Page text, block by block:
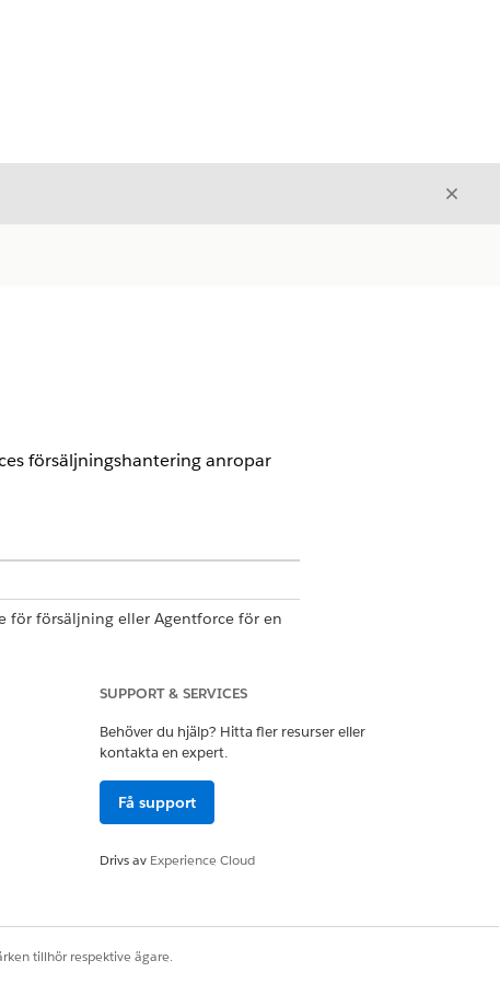
Stäng
försäljningshantering anropar
försäljning eller Agentforce för en
Agentforce Sales Management
Agentforce Kontohantering
SUPPORT & SERVICES
Behöver du hjälp? Hitta fler resurser eller
kontakta en expert.
Få support
Drivs av Experience Cloud
tillhör respektive ägare.